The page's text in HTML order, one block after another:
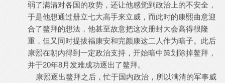
弱了满清对各国的攻势，还让他感觉到政治上的不安全，
于是他想通过册立七大高手来立威，而此时的康熙曲意迎
合了鳌拜的想法，他甚至故意把这次册封大会高得很隆
重，但又同时提拔福康安和完颜康这二人作为暗子。此后
康熙在朝内得到一定政治支持，开始暗中策划除掉鳌拜，
并于20年8月发难成功逐出了鳌拜。
康熙逐出鳌拜之后，忙于国内政治，所以满清的军事威